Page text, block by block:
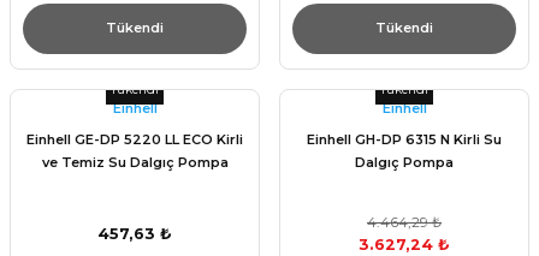
Tükendi Tükendi
Tükendi
Einhell
Einhell GE-DP 5220 LL ECO Kirli
ve Temiz Su Dalgıç Pompa
457,63 ₺
Tükendi
Einhell
Einhell GH-DP 6315 N Kirli Su
Dalgıç Pompa
4.464,29 ₺
3.627,24 ₺